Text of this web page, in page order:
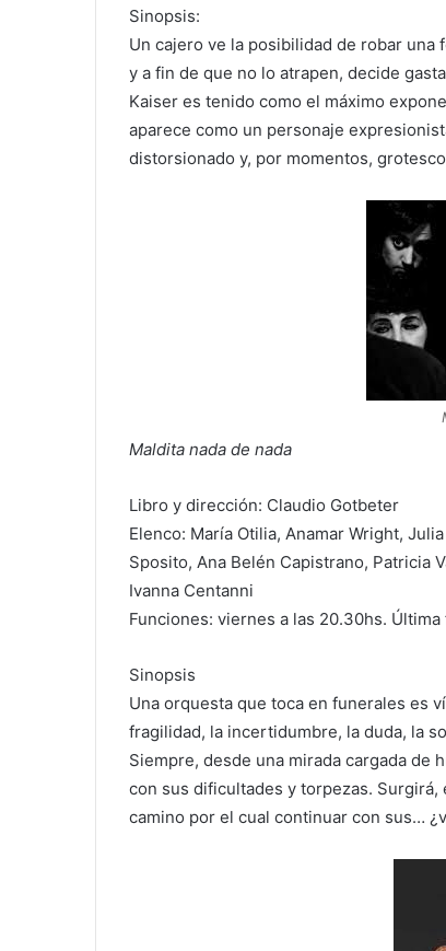
Sinopsis:
Un cajero ve la posibilidad de robar
y a fin de que no lo atrapen, decide
Kaiser es tenido como el máximo
aparece como un personaje
distorsionado y, por momentos,
Maldita nada de nada
Libro y dirección: Claudio Gotbeter
Elenco: María Otilia, Anamar Wright,
Sposito, Ana Belén Capistrano, Patricia
Ivanna Centanni
Funciones: viernes a las 20.30hs.
Sinopsis
Una orquesta que toca en funerales es
fragilidad, la incertidumbre, la duda, la
Siempre, desde una mirada cargada de
con sus dificultades y torpezas.
camino por el cual continuar con sus…